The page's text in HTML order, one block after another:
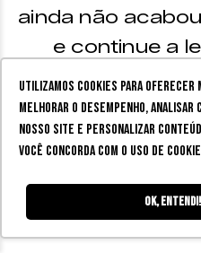
Utilizamos cookies para oferecer
melhorar o desempenho, analisar
nosso site e personalizar
você concorda com o uso de
Ok, entendi!
ainda não
e continue a
#GuiaZine logo